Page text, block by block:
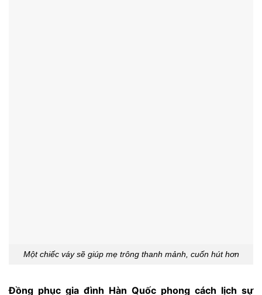
Một chiếc váy sẽ giúp mẹ trông thanh mảnh, cuốn hút hơn
Đồng phục gia đình Hàn Quốc phong cách lịch sự